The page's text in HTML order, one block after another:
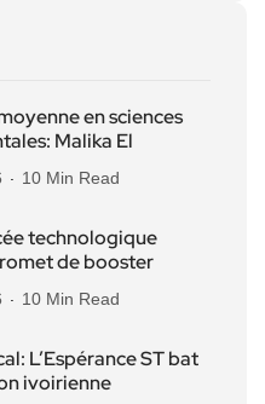
en sciences
Malika El
10 Min Read
technologique
de booster
10 Min Read
L’Espérance ST bat
ivoirienne